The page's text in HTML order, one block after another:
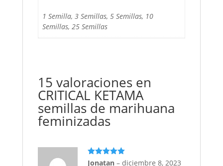
1 Semilla, 3 Semillas, 5 Semillas, 10
Semillas, 25 Semillas
15 valoraciones en
CRITICAL KETAMA
semillas de marihuana
feminizadas
Valorado
Jonatan – diciembre 8, 2023